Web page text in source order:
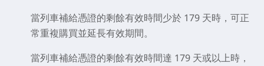
當列車補給憑證的剩餘有效時間少於 179 天時，可正
常重複購買並延長有效期間。
當列車補給憑證的剩餘有效時間達 179 天或以上時，